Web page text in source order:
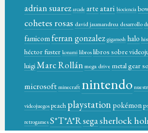
adrian suarez arcade arteatari biociencia
cohetes rosas david jaumandreu desarrollo
famicomferran gonzalez gigamesh halo
héctor fuster konami libroslibros sobre
luigiMarc Rollánmega drive metal gear
microsoftminecraft nintendo
videojuegospeach playstationpokémon
retrogamesS*T*A*Rsegasherlock